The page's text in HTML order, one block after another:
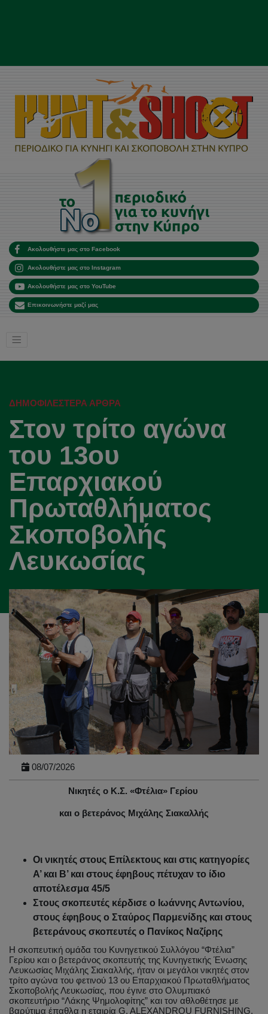
Ακολουθήστε μας στο Facebook
Ακολουθήστε μας στο Instagram
Ακολουθήστε μας στο YouTube
Επικοινωνήστε μαζί μας
ΔΗΜΟΦΙΛΈΣΤΕΡΑ ΆΡΘΡΑ
Στον τρίτο αγώνα
του 13ου
Επαρχιακού
Πρωταθλήματος
Σκοποβολής
Λευκωσίας
08/07/2026
Νικητές ο Κ.Σ. «Φτέλια» Γερίου
και ο βετεράνος Μιχάλης Σιακαλλής
Οι νικητές στους Επίλεκτους και στις κατηγορίες
Α’ και Β’ και στους έφηβους πέτυχαν το ίδιο
αποτέλεσμα 45/5
Στους σκοπευτές κέρδισε ο Ιωάννης Αντωνίου,
στους έφηβους ο Σταύρος Παρμενίδης και στους
βετεράνους σκοπευτές ο Πανίκος Ναζίρης
Η σκοπευτική ομάδα του Κυνηγετικού Συλλόγου “Φτέλια”
Γερίου και ο βετεράνος σκοπευτής της Κυνηγετικής Ένωσης
Λευκωσίας Μιχάλης Σιακαλλής, ήταν οι μεγάλοι νικητές στον
τρίτο αγώνα του φετινού 13 ου Επαρχιακού Πρωταθλήματος
Σκοποβολής Λευκωσίας, που έγινε στο Ολυμπιακό
σκοπευτήριο “Λάκης Ψημολοφίτης” και τον αθλοθέτησε με
βαρύτιμα έπαθλα η εταιρία G. ALEXANDROU FURNISHING.